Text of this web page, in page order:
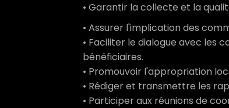
• Garantir la collecte et la
• Assurer l'implication des
• Faciliter le dialogue avec les
bénéficiaires.
• Promouvoir l'appropriation
• Rédiger et transmettre les
• Participer aux réunions de